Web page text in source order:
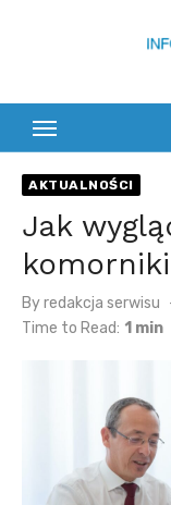
AKTUALNOŚCI
Jak
Byredakcja serwisu
Time to Read: 1 min